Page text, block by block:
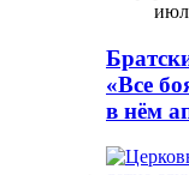
«Все
в нём